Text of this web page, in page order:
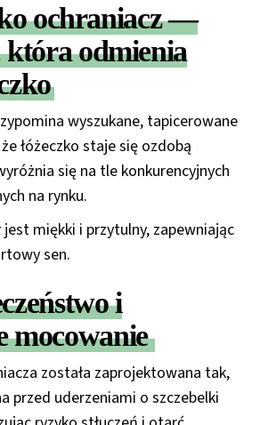
ochraniacz —
odmienia
wyszukane, tapicerowane
łóżeczko staje się ozdobą
się na tle konkurencyjnych
na rynku.
miękki i przytulny, zapewniając
sen.
i
mocowanie
została zaprojektowana tak,
przed uderzeniami o szczebelki